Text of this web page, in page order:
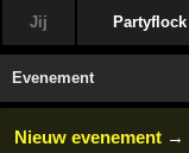
Jij Partyflock
Evenement
Nieuw evenement →